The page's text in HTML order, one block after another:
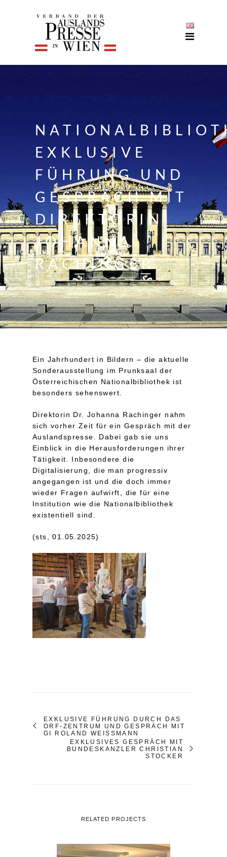
EXKLUSIVE
FÜHRUNG UND
GESPRÄCH MIT
DIREKTORIN
JOHANNA
RACHINGER
Ein Jahrhundert in Bildern – die aktuelle
Sonderausstellung im Prunksaal der
Österreichischen Nationalbibliothek ist
besonders sehenswert.
Direktorin Dr. Johanna Rachinger nahm
sich vorher Zeit für ein Gespräch mit der
Auslandspresse. Dabei gab sie uns
Einblick in die Herausforderungen ihrer
Tätigkeit. Inbesondere die
Digitalisierung, die man progressiv
angegangen ist und die doch immer
wieder Fragen aufwirft, die für eine
Institution wie die Nationalbibliothek
existentiell sind.
(sts, 01.05.2025)
EXKLUSIVE FÜHRUNG DURCH DAS
ORF-ZENTRUM UND GESPRÄCH MIT
GI ROLAND WEISSMANN
EXKLUSIVES GESPRÄCH MIT
BUNDESKANZLER CHRISTIAN
STOCKER
RELATED PROJECTS